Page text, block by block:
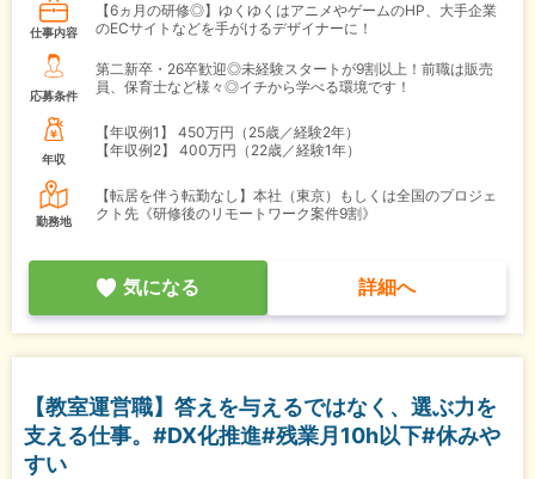
仕事内容
【6ヵ月の研修◎】ゆくゆくはアニメやゲームのHP、大手企業
のECサイトなどを手がけるデザイナーに！
応募条件
第二新卒・26卒歓迎◎未経験スタートが9割以上！前職は販売
員、保育士など様々◎イチから学べる環境です！
年収
【年収例1】
450万円（25歳／経験2年）
【年収例2】
400万円（22歳／経験1年）
勤務地
【転居を伴う転勤なし】本社（東京）もしくは全国のプロジェ
クト先《研修後のリモートワーク案件9割》
気になる 詳細へ
【教室運営職】答えを与えるではなく、選ぶ力を
支える仕事。#DX化推進#残業月10h以下#休みや
すい